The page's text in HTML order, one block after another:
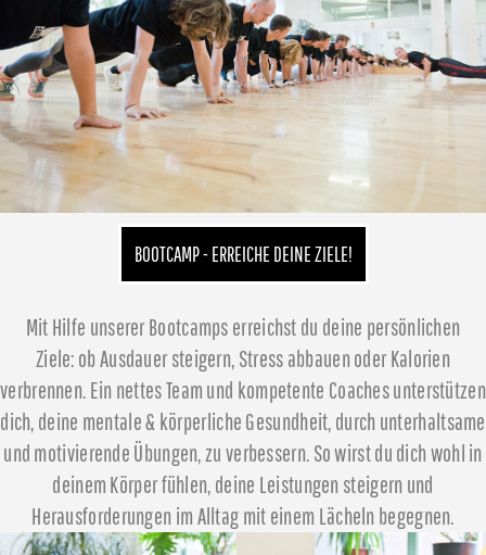
BOOTCAMP - ERREICHE DEINE ZIELE!
Mit Hilfe unserer Bootcamps erreichst du deine persönlichen
Ziele: ob Ausdauer steigern, Stress abbauen oder Kalorien
verbrennen. Ein nettes Team und kompetente Coaches unterstützen
dich, deine mentale & körperliche Gesundheit, durch unterhaltsame
und motivierende Übungen, zu verbessern. So wirst du dich wohl in
deinem Körper fühlen, deine Leistungen steigern und
Herausforderungen im Alltag mit einem Lächeln begegnen.